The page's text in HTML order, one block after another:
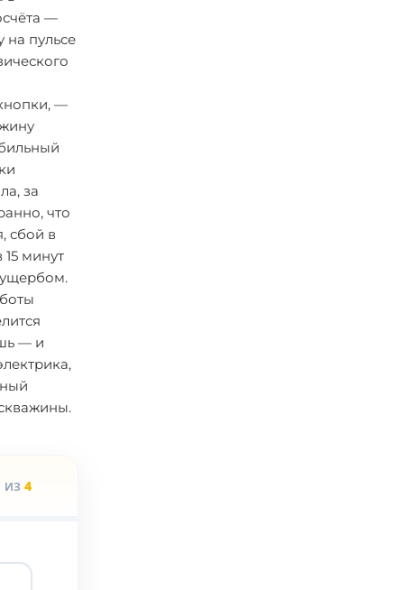
—
на пульсе
—
за
что
сбой в
минут
— и
ИЗ 4